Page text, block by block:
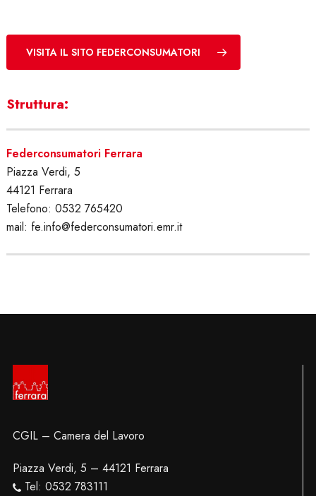
VISITA IL SITO FEDERCONSUMATORI
Struttura:
Federconsumatori Ferrara
Piazza Verdi, 5
44121 Ferrara
Telefono: 0532 765420
mail: fe.info@federconsumatori.emr.it
CGIL – Camera del Lavoro
Piazza Verdi, 5 – 44121 Ferrara
Tel: 0532 783111